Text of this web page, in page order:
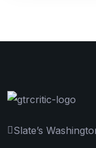
Slate’s